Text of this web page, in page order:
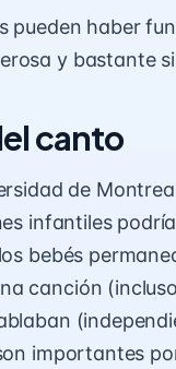
pueden haber
y bastante
canto
de
infantiles
bebés
canción
importantes